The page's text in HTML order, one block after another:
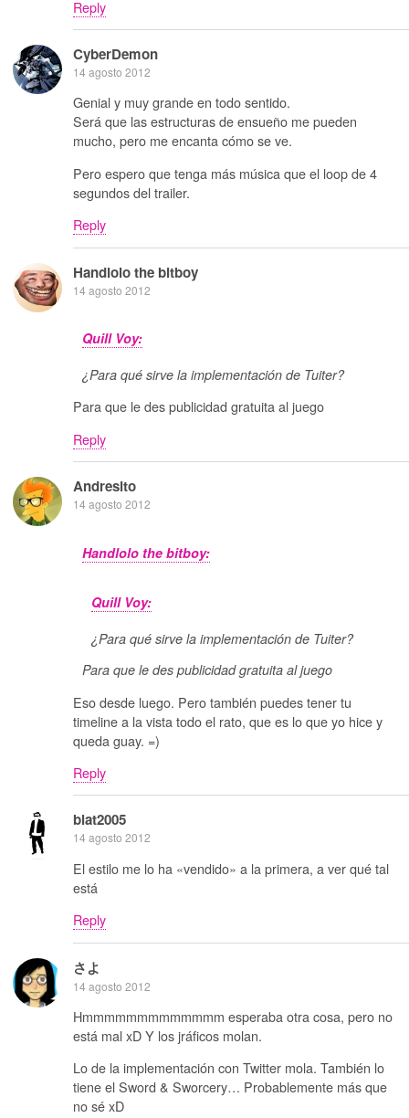
Reply
CyberDemon
14 agosto 2012
Genial y muy grande en todo sentido.
Será que las estructuras de ensueño me pueden
mucho, pero me encanta cómo se ve.
Pero espero que tenga más música que el loop de 4
segundos del trailer.
Reply
Handlolo the bitboy
14 agosto 2012
Quill Voy:
¿Para qué sirve la implementación de Tuiter?
Para que le des publicidad gratuita al juego
Reply
Andresito
14 agosto 2012
Handlolo the bitboy:
Quill Voy:
¿Para qué sirve la implementación de Tuiter?
Para que le des publicidad gratuita al juego
Eso desde luego. Pero también puedes tener tu
timeline a la vista todo el rato, que es lo que yo hice y
queda guay. =)
Reply
blat2005
14 agosto 2012
El estilo me lo ha «vendido» a la primera, a ver qué tal
está
Reply
さよ
14 agosto 2012
Hmmmmmmmmmmmmm esperaba otra cosa, pero no
está mal xD Y los jráficos molan.
Lo de la implementación con Twitter mola. También lo
tiene el Sword & Sworcery… Probablemente más que
no sé xD